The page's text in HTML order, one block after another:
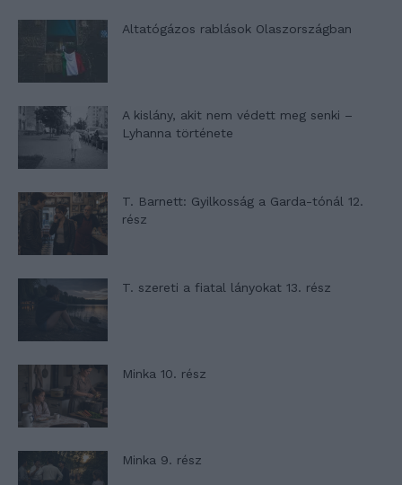
Altatógázos rablások Olaszországban
A kislány, akit nem védett meg senki –
Lyhanna története
T. Barnett: Gyilkosság a Garda-tónál 12.
rész
T. szereti a fiatal lányokat 13. rész
Minka 10. rész
Minka 9. rész